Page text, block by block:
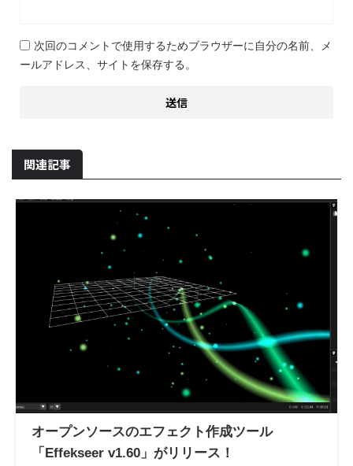
次回のコメントで使用するためブラウザーに自分の名前、メ
ールアドレス、サイトを保存する。
関連記事
オープンソースのエフェクト作成ツール
「Effekseer v1.60」がリリース！